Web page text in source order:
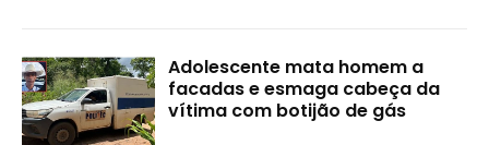
Adolescente mata homem a
facadas e esmaga cabeça da
vítima com botijão de gás